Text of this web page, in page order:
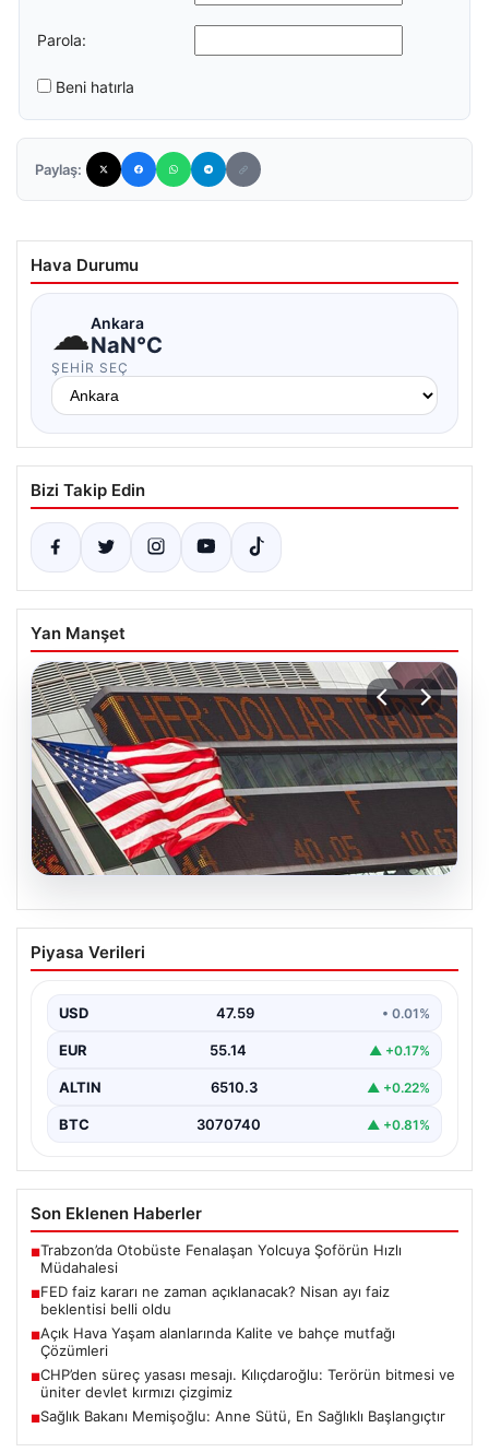
Parola:
Beni hatırla
Paylaş:
Hava Durumu
☁Ankara
NaN°C
ŞEHIR SEÇ
Bizi Takip Edin
Yan Manşet
05.08.2026
FED faiz kararı ne zaman açıklanacak?
Nisan ayı faiz beklentisi belli oldu
Piyasa Verileri
USD 47.59 • 0.01%
EUR 55.14 ▲ +0.17%
ALTIN 6510.3 ▲ +0.22%
BTC 3070740 ▲ +0.81%
Son Eklenen Haberler
■Trabzon’da Otobüste Fenalaşan Yolcuya Şoförün Hızlı
Müdahalesi
■FED faiz kararı ne zaman açıklanacak? Nisan ayı faiz
beklentisi belli oldu
■Açık Hava Yaşam alanlarında Kalite ve bahçe mutfağı
Çözümleri
■CHP’den süreç yasası mesajı. Kılıçdaroğlu: Terörün bitmesi ve
üniter devlet kırmızı çizgimiz
■Sağlık Bakanı Memişoğlu: Anne Sütü, En Sağlıklı Başlangıçtır